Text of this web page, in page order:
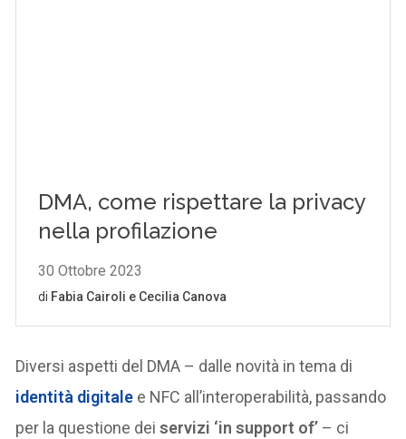
Diversi aspetti del DMA – dalle novità in tema di
identità digitale e NFC all’interoperabilità, passando
per la questione dei servizi ‘in support of’ – ci